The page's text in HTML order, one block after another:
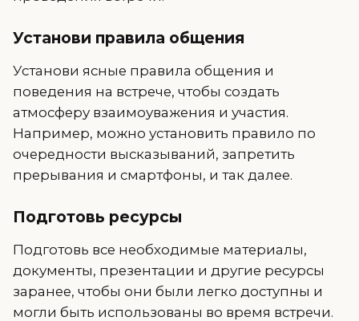
Установи правила общения
Установи ясные правила общения и
поведения на встрече, чтобы создать
атмосферу взаимоуважения и участия.
Например, можно установить правило по
очередности высказываний, запретить
прерывания и смартфоны, и так далее.
Подготовь ресурсы
Подготовь все необходимые материалы,
документы, презентации и другие ресурсы
заранее, чтобы они были легко доступны и
могли быть использованы во время встречи.